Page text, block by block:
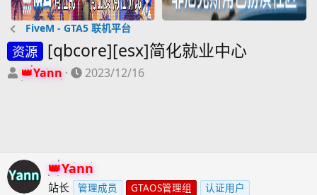
FiveM - GTA5 联机平台
资源 [qbcore][esx]简化就业中心
主Yann
开
2023/12/16
Yann
站长 管理成员 GTAOS管理组 认证用户